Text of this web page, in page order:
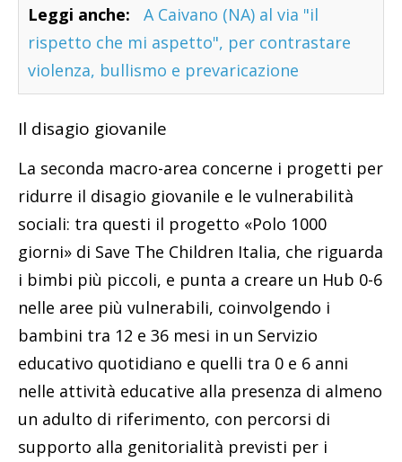
Leggi anche:
A Caivano (NA) al via "il
rispetto che mi aspetto", per contrastare
violenza, bullismo e prevaricazione
Il disagio giovanile
La seconda macro-area concerne i progetti per
ridurre il disagio giovanile e le vulnerabilità
sociali: tra questi il progetto «Polo 1000
giorni» di Save The Children Italia, che riguarda
i bimbi più piccoli, e punta a creare un Hub 0-6
nelle aree più vulnerabili, coinvolgendo i
bambini tra 12 e 36 mesi in un Servizio
educativo quotidiano e quelli tra 0 e 6 anni
nelle attività educative alla presenza di almeno
un adulto di riferimento, con percorsi di
supporto alla genitorialità previsti per i